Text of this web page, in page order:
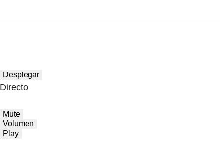
Desplegar
Directo
Mute
Volumen
Play